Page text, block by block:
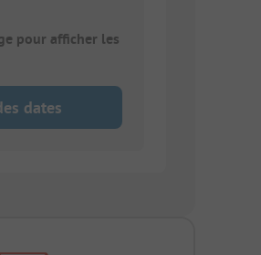
pour afficher les
dates